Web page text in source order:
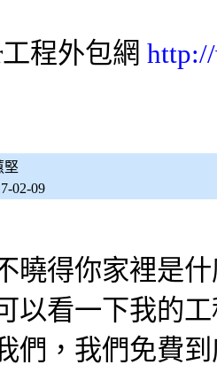
程外包網
堅
02-09
曉得你家裡是
以看一下我的
們，我們免費